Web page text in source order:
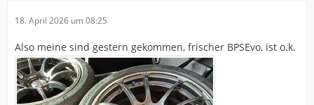
18. April 2026 um 08:25
Also meine sind gestern gekommen, frischer BPSEvo, ist o.k.